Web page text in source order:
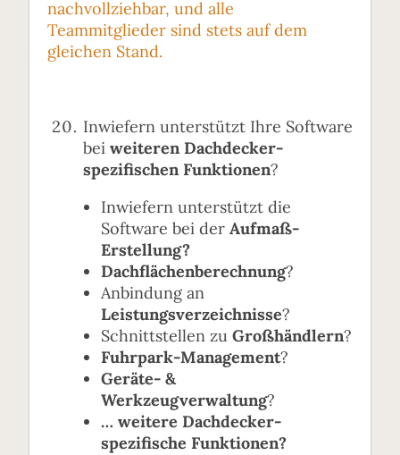
nachvollziehbar, und alle
Teammitglieder sind stets auf dem
gleichen Stand.
Inwiefern unterstützt Ihre Software
bei weiteren Dachdecker-
spezifischen Funktionen?
Inwiefern unterstützt die
Software bei der Aufmaß-
Erstellung?
Dachflächenberechnung?
Anbindung an
Leistungsverzeichnisse?
Schnittstellen zu Großhändlern?
Fuhrpark‑Management?
Geräte‑ &
Werkzeugverwaltung?
… weitere Dachdecker-
spezifische Funktionen?